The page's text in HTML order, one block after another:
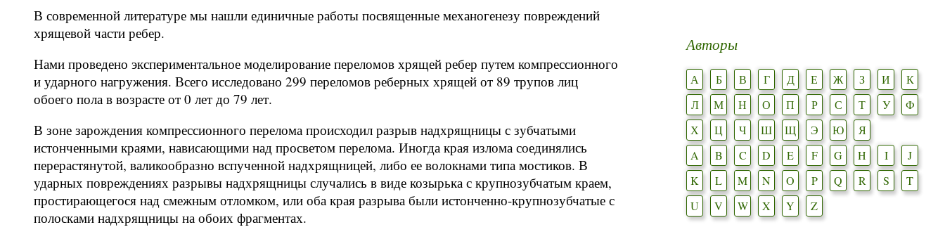
В современной литературе мы нашли единичные работы посвященные механогенезу повреждений
хрящевой части ребер.
Нами проведено экспериментальное моделирование переломов хрящей ребер путем компрессионного
и ударного нагружения. Всего исследовано 299 переломов реберных хрящей от 89 трупов лиц
обоего пола в возрасте от 0 лет до 79 лет.
В зоне зарождения компрессионного перелома происходил разрыв надхрящницы с зубчатыми
истонченными краями, нависающими над просветом перелома. Иногда края излома соединялись
перерастянутой, валикообразно вспученной надхрящницей, либо ее волокнами типа мостиков. В
ударных повреждениях разрывы надхрящницы случались в виде козырька с крупнозубчатым краем,
простирающегося над смежным отломком, или оба края разрыва были истонченно-крупнозубчатые с
полосками надхрящницы на обоих фрагментах.
Авторы
А Б В Г Д Е Ж З И
К
Л
М Н О П Р С Т У
Ф
Х
Ц Ч Ш Щ Э Ю
Я
A
B C D E F G H I
J
K
L M N O P Q R S
T
U
V W X Y Z